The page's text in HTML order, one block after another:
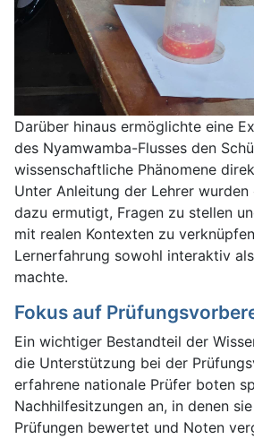
Darüber hinaus ermöglichte eine
des Nyamwamba-Flusses den
wissenschaftliche Phänomene
Unter Anleitung der Lehrer wurden
dazu ermutigt, Fragen zu stellen
mit realen Kontexten zu
Lernerfahrung sowohl interaktiv
machte.
Fokus auf
Ein wichtiger Bestandteil der
die Unterstützung bei der
erfahrene nationale Prüfer boten
Nachhilfesitzungen an, in denen
Prüfungen bewertet und Noten